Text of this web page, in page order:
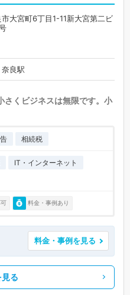
大宮町6丁目1-11新大宮第二ビ
良駅
さくビジネスは無限です。小
相続税
IT・インターネット
料金・事例あり
料金・事例を見る
る